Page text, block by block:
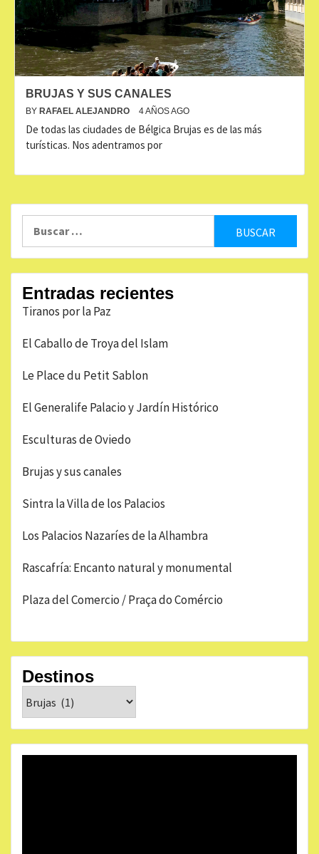
BRUJAS Y SUS CANALES
BY RAFAEL ALEJANDRO 4 AÑOS AGO
De todas las ciudades de Bélgica Brujas es de las más
turísticas. Nos adentramos por
Entradas recientes
Tiranos por la Paz
El Caballo de Troya del Islam
Le Place du Petit Sablon
El Generalife Palacio y Jardín Histórico
Esculturas de Oviedo
Brujas y sus canales
Sintra la Villa de los Palacios
Los Palacios Nazaríes de la Alhambra
Rascafría: Encanto natural y monumental
Plaza del Comercio / Praça do Comércio
Destinos